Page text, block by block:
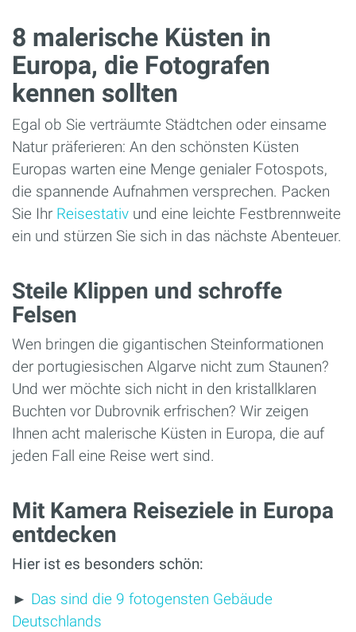
8 malerische Küsten in
Europa, die Fotografen
kennen sollten
Egal ob Sie verträumte Städtchen oder einsame
Natur präferieren: An den schönsten Küsten
Europas warten eine Menge genialer Fotospots,
die spannende Aufnahmen versprechen. Packen
Sie Ihr Reisestativ und eine leichte Festbrennweite
ein und stürzen Sie sich in das nächste Abenteuer.
Steile Klippen und schroffe
Felsen
Wen bringen die gigantischen Steinformationen
der portugiesischen Algarve nicht zum Staunen?
Und wer möchte sich nicht in den kristallklaren
Buchten vor Dubrovnik erfrischen? Wir zeigen
Ihnen acht malerische Küsten in Europa, die auf
jeden Fall eine Reise wert sind.
Mit Kamera Reiseziele in Europa
entdecken
Hier ist es besonders schön:
► Das sind die 9 fotogensten Gebäude
Deutschlands